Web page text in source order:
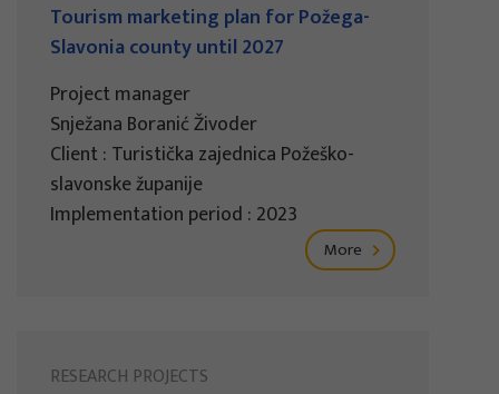
Tourism marketing plan for Požega-
Slavonia county until 2027
Project manager
Snježana Boranić Živoder
Client : Turistička zajednica Požeško-
slavonske županije
Implementation period : 2023
More
RESEARCH PROJECTS